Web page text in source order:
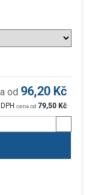
od 96,20 Kč
cena od 79,50 Kč